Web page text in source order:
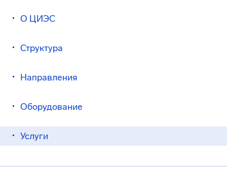
О ЦИЭС
Структура
Направления
Оборудование
Услуги